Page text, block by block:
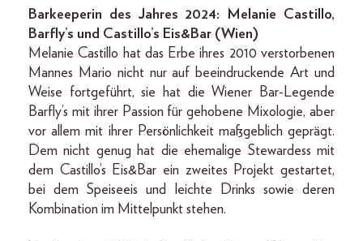
Barkeeperin des Jahres 2024: Melanie Castillo,
Barfly’s und Castillo’s Eis&Bar (Wien)
Melanie Castillo hat das Erbe ihres 2010 verstorbenen
Mannes Mario nicht nur auf beeindruckende Art und
Weise fortgeführt, sie hat die Wiener Bar-Legende
Barfly’s mit ihrer Passion für gehobene Mixologie, aber
vor allem mit ihrer Persönlichkeit maßgeblich geprägt.
Dem nicht genug hat die ehemalige Stewardess mit
dem Castillo’s Eis&Bar ein zweites Projekt gestartet,
bei dem Speiseeis und leichte Drinks sowie deren
Kombination im Mittelpunkt stehen.